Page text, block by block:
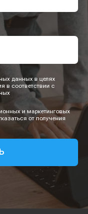
данных в целях
в соответствии с
и маркетинговых
от получения